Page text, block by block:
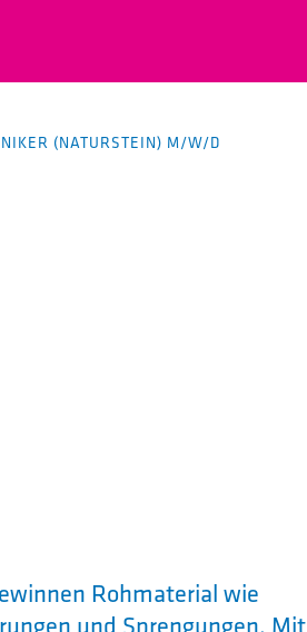
(NATURSTEIN) M/W/D
Rohmaterial wie
und Sprengungen. Mit